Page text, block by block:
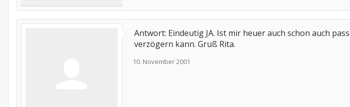
Antwort: Eindeutig JA. Ist mir heuer auch schon auch
verzögern kann. Gruß Rita.
10. November 2001